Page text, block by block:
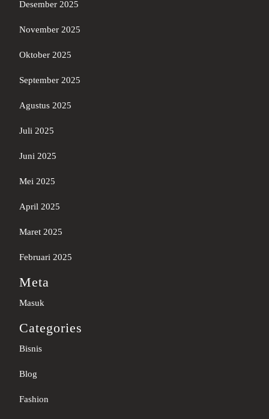
Desember 2025
November 2025
Oktober 2025
September 2025
Agustus 2025
Juli 2025
Juni 2025
Mei 2025
April 2025
Maret 2025
Februari 2025
Meta
Masuk
Categories
Bisnis
Blog
Fashion